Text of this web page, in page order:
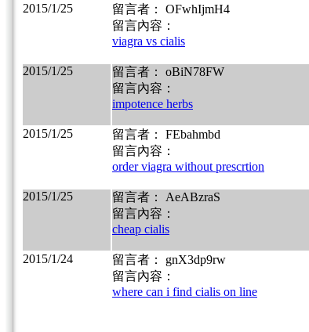
2015/1/25
留言者： OFwhIjmH4
留言內容：
viagra vs cialis
2015/1/25
留言者： oBiN78FW
留言內容：
impotence herbs
2015/1/25
留言者： FEbahmbd
留言內容：
order viagra without prescrtion
2015/1/25
留言者： AeABzraS
留言內容：
cheap cialis
2015/1/24
留言者： gnX3dp9rw
留言內容：
where can i find cialis on line